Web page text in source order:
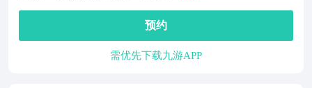
预约
需优先下载九游APP